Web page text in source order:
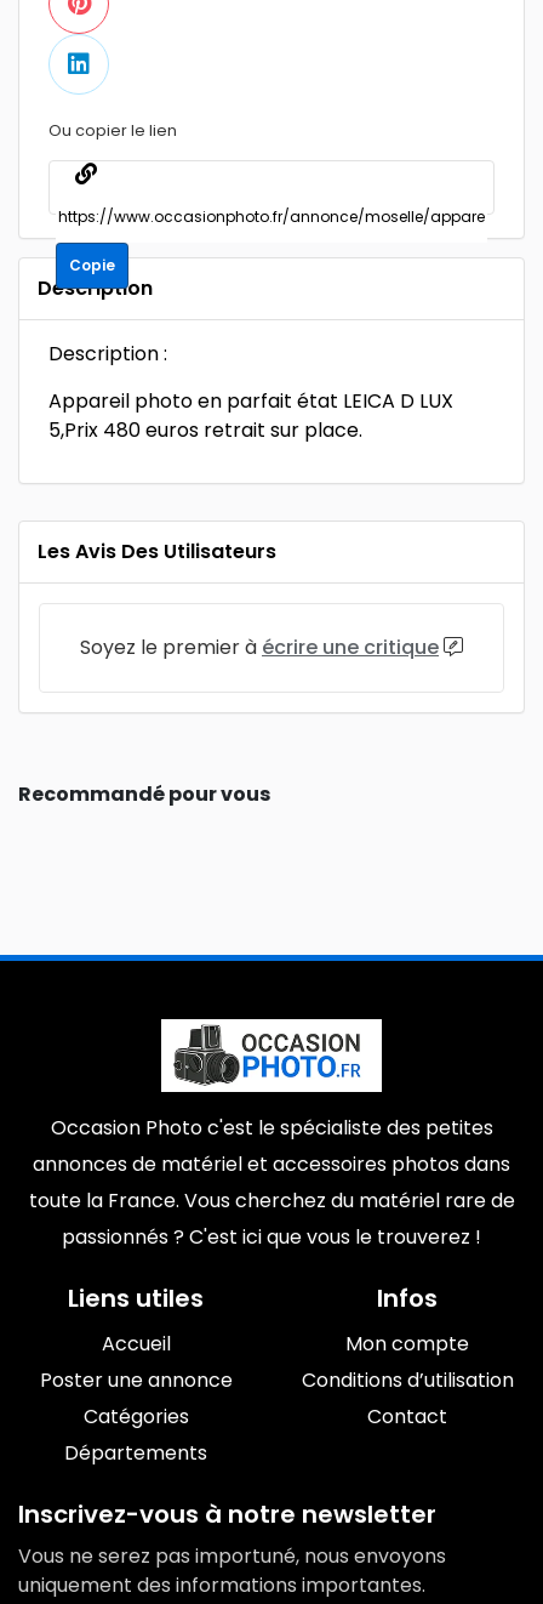
Ou copier le lien
Copie
Description
Description :
Appareil photo en parfait état LEICA D LUX
5,Prix 480 euros retrait sur place.
Les Avis Des Utilisateurs
Soyez le premier à écrire une critique
Recommandé pour vous
Occasion Photo c'est le spécialiste des petites
annonces de matériel et accessoires photos dans
toute la France. Vous cherchez du matériel rare de
passionnés ? C'est ici que vous le trouverez !
Liens utiles
Accueil
Poster une annonce
Catégories
Départements
Infos
Mon compte
Conditions d’utilisation
Contact
Inscrivez-vous à notre newsletter
Vous ne serez pas importuné, nous envoyons
uniquement des informations importantes.